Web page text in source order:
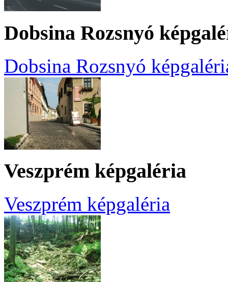
Dobsina Rozsnyó
Dobsina Rozsnyó
Veszprém képgaléria
Veszprém képgaléria